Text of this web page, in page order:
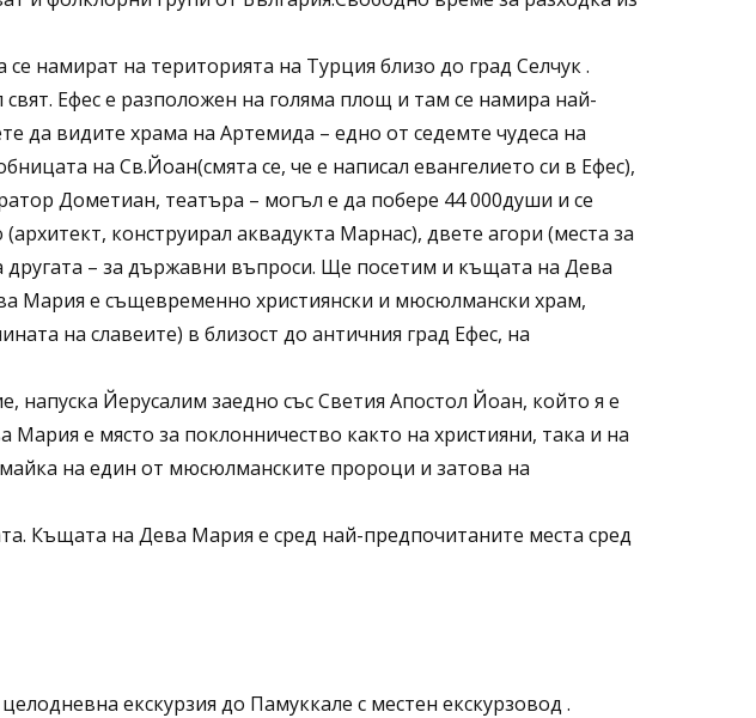
намират на територията на Турция близо до град Селчук .
Ефес е разположен на голяма площ и там се намира най-
да видите храма на Артемида – едно от седемте чудеса на
на Св.Йоан(смята се, че е написал евангелието си в Ефес),
Дометиан, театъра – могъл е да побере 44 000души и се
конструирал аквадукта Марнас), двете агори (места за
другата – за държавни въпроси. Ще посетим и къщата на Дева
Мария е същевременно християнски и мюсюлмански храм,
на славеите) в близост до античния град Ефес, на
напуска Йерусалим заедно със Светия Апостол Йоан, който я е
е място за поклонничество както на християни, така и на
на един от мюсюлманските пророци и затова на
Къщата на Дева Мария е сред най-предпочитаните места сред
екскурзия до Памуккале с местен екскурзовод .